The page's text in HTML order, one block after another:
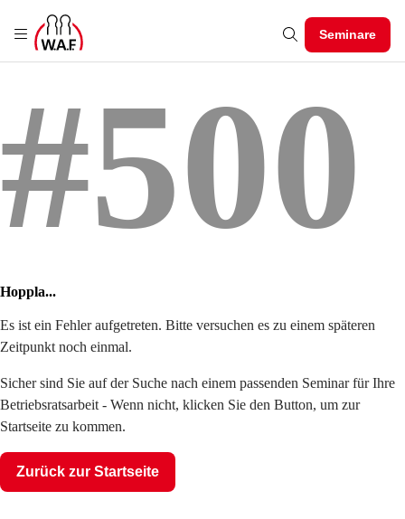
Seminare
#500
Hoppla...
Es ist ein Fehler aufgetreten. Bitte versuchen es zu einem späteren
Zeitpunkt noch einmal.
Sicher sind Sie auf der Suche nach einem passenden Seminar für Ihre
Betriebsratsarbeit - Wenn nicht, klicken Sie den Button, um zur
Startseite zu kommen.
Zurück zur Startseite